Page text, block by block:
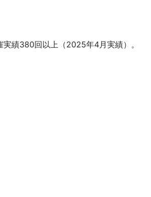
績380回以上（2025年4月実績）。